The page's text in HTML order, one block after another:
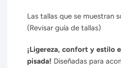
Las tallas que se muestran
(Revisar guía de tallas)
¡Ligereza, confort y estilo
pisada! Diseñadas para